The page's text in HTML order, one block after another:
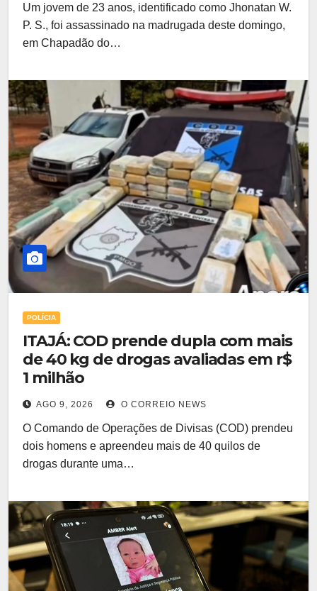
Um jovem de 23 anos, identificado como Jhonatan W.
P. S., foi assassinado na madrugada deste domingo,
em Chapadão do…
POLÍCIA
ITAJÁ: COD prende dupla com mais
de 40 kg de drogas avaliadas em r$
1 milhão
AGO 9, 2026 O CORREIO NEWS
O Comando de Operações de Divisas (COD) prendeu
dois homens e apreendeu mais de 40 quilos de
drogas durante uma…